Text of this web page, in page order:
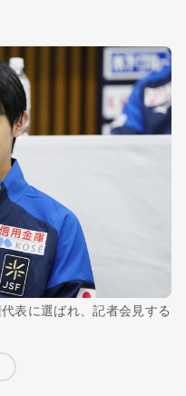
表に選ばれ、記者会見する